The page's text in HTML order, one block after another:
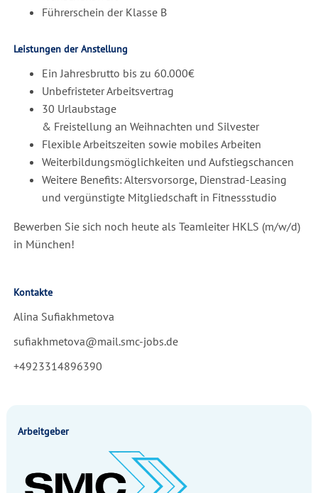
Führerschein der Klasse B
Leistungen der Anstellung
Ein Jahresbrutto bis zu 60.000€
Unbefristeter Arbeitsvertrag
30 Urlaubstage
& Freistellung an Weihnachten und Silvester
Flexible Arbeitszeiten sowie mobiles Arbeiten
Weiterbildungsmöglichkeiten und Aufstiegschancen
Weitere Benefits: Altersvorsorge, Dienstrad-Leasing
und vergünstigte Mitgliedschaft in Fitnessstudio
Bewerben Sie sich noch heute als Teamleiter HKLS (m/w/d)
in München!
Kontakte
Alina Sufiakhmetova
sufiakhmetova@mail.smc-jobs.de
+4923314896390
Arbeitgeber